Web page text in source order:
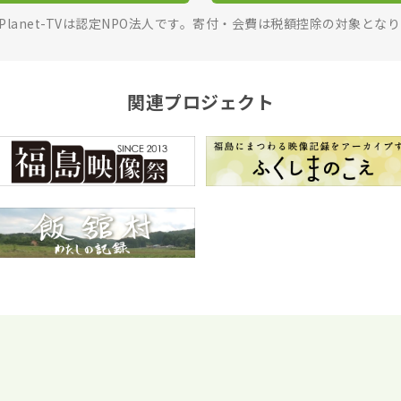
TVは認定NPO法人です。寄付・会費は税額控除の対象とな
関連プロジェクト